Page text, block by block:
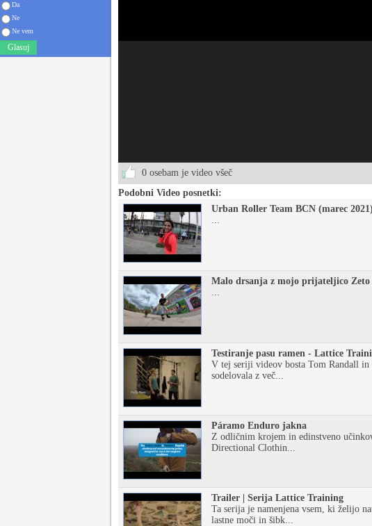
Da
Ne
Ne vem
Glasuj
0 osebam je video všeč
Podobni Video posnetki:
Urban Roller Team BCN (marec 2021)
...
Malo drsanja z mojo prijateljico Zeto
...
Testiranje pasu ramen - Lattice
V tej seriji videov bosta Tom Randall
sodelovala z več...
Páramo Enduro jakna
Z odličnim krojem in edinstveno
Directional Clothin...
Trailer | Serija Lattice Training
Ta serija je namenjena vsem, ki želijo
lastne moči in šibk...